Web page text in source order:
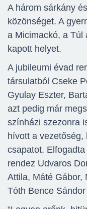
A három sárkány
közönséget. A
a Micimackó, a Túl
kapott helyet.
A jubileumi évad
társulatból Cseke
Gyulay Eszter,
azt pedig már
színházi szezonra
hívott a
csapatot.
rendez Udvaros
Attila, Máté Gábor,
Tóth Bence